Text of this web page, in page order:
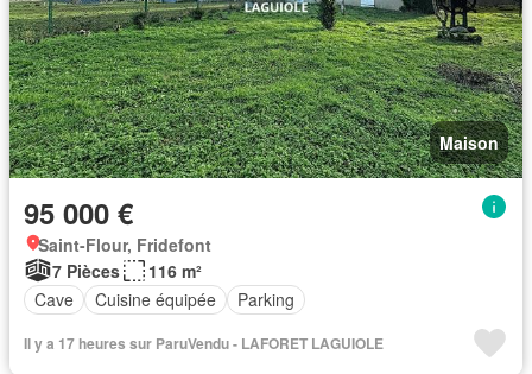
Maison
95 000 €
Saint-Flour, Fridefont
7 Pièces
116 m²
Cave
Cuisine équipée Parking
Il y a 17 heures sur ParuVendu - LAFORET LAGUIOLE